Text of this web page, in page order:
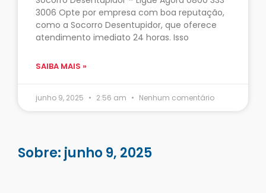
3006 Opte por empresa com boa reputação,
como a Socorro Desentupidor, que oferece
atendimento imediato 24 horas. Isso
SAIBA MAIS »
junho 9, 2025 2:56 am Nenhum comentário
Sobre: junho 9, 2025